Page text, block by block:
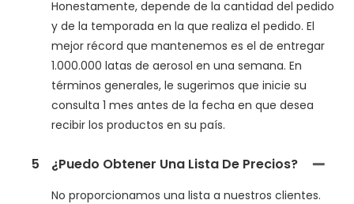
Honestamente, depende de la cantidad del pedido
y de la temporada en la que realiza el pedido. El
mejor récord que mantenemos es el de entregar
1.000.000 latas de aerosol en una semana. En
términos generales, le sugerimos que inicie su
consulta 1 mes antes de la fecha en que desea
recibir los productos en su país.
5 ¿Puedo Obtener Una Lista De Precios?
No proporcionamos una lista a nuestros clientes.